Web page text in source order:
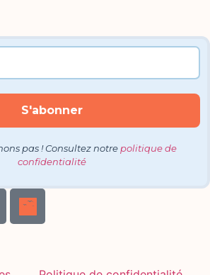
pas ! Consultez notre politique de
confidentialité